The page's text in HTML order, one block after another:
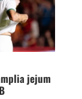
jejum